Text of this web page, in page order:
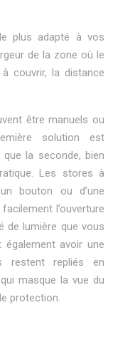
plus adapté à vos
de la zone où le
couvrir, la distance
être manuels ou
solution est
la seconde, bien
Les stores à
bouton ou d’une
l’ouverture
de lumière que vous
avoir une
restent repliés en
masque la vue du
protection.